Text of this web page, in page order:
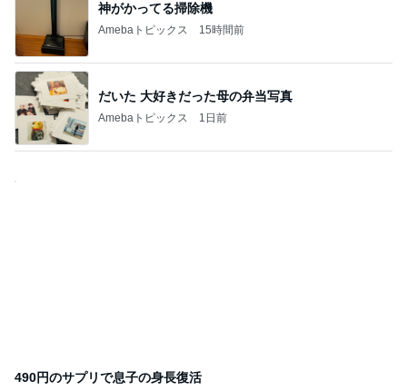
神がかってる掃除機
Amebaトピックス 15時間前
だいた 大好きだった母の弁当写真
Amebaトピックス 1日前
490円のサプリで息子の身長復活